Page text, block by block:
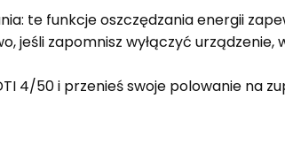
te funkcje oszczędzania energii
jeśli zapomnisz wyłączyć urządzenie,
4/50 i przenieś swoje polowanie na